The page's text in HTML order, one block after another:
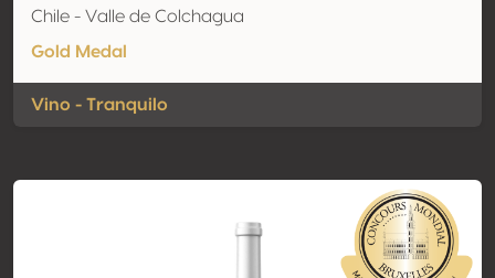
Chile - Valle de Colchagua
Gold Medal
Vino - Tranquilo